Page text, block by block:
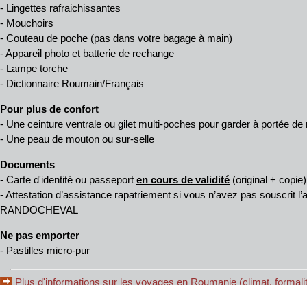
- Lingettes rafraichissantes
- Mouchoirs
- Couteau de poche (pas dans votre bagage à main)
- Appareil photo et batterie de rechange
- Lampe torche
- Dictionnaire Roumain/Français
Pour plus de confort
- Une ceinture ventrale ou gilet multi-poches pour garder à portée
- Une peau de mouton ou sur-selle
Documents
- Carte d'identité ou passeport en cours de validité (original + copie)
- Attestation d’assistance rapatriement si vous n’avez pas souscrit
RANDOCHEVAL
Ne pas emporter
- Pastilles micro-pur
Plus d'informations sur les voyages en Roumanie (climat,